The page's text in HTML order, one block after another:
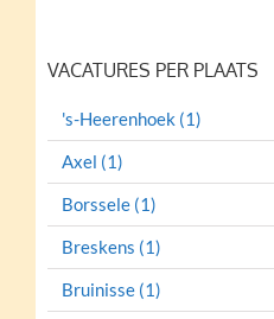
VACATURES PER PLAATS
's-Heerenhoek (1)
Axel (1)
Borssele (1)
Breskens (1)
Bruinisse (1)